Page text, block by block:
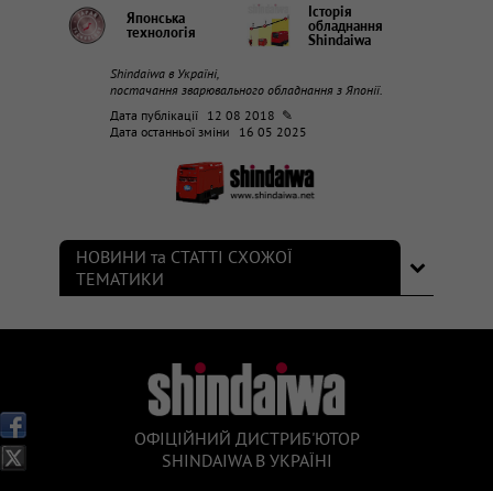
Японська
технологія
Історія
обладнання
Shindaiwa
Shindaiwa в Україні,
постачання зварювального обладнання з Японії.
Дата публікації 12 08 2018 ✎
Дата останньої зміни
16 05 2025
НОВИНИ та СТАТТІ СХОЖОЇ
ТЕМАТИКИ
ОФІЦІЙНИЙ ДИСТРИБ'ЮТОР
SHINDAIWA В УКРАЇНІ